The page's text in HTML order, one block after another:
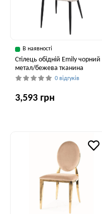
В наявності
Стілець обідній Emily чорний
метал/бежева тканина
0 відгуків
3,593 грн